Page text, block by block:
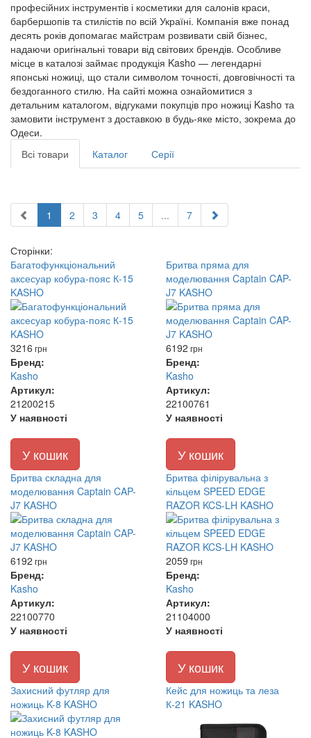
професійних інструментів і косметики для салонів краси,
барбершопів та стилістів по всій Україні. Компанія вже понад
десять років допомагає майстрам розвивати свій бізнес,
надаючи оригінальні товари від світових брендів. Особливе
місце в каталозі займає продукція Kasho — легендарні
японські ножиці, що стали символом точності, довговічності та
бездоганного стилю. На сайті можна ознайомитися з
детальним каталогом, відгуками покупців про ножиці Kasho та
замовити інструмент з доставкою в будь-яке місто, зокрема до
Одеси.
Всі товари
Каталог Серії
1 2 3 4 5 ... 7
Сторінки:
Багатофункціональний
аксесуар кобура-пояс К-15
KASHO
3216 грн
Бренд:
Kasho
Артикул:
21200215
У наявності
У кошик
Бритва пряма для
моделювання Captain CAP-
J7 KASHO
6192 грн
Бренд:
Kasho
Артикул:
22100761
У наявності
У кошик
Бритва складна для
моделювання Captain CAP-
J7 KASHO
6192 грн
Бренд:
Kasho
Артикул:
22100770
У наявності
У кошик
Бритва філірувальна з
кільцем SPEED EDGE
RAZOR KCS-LH KASHO
2059 грн
Бренд:
Kasho
Артикул:
21104000
У наявності
У кошик
Захисний футляр для
ножиць K-8 KASHO
Кейс для ножиць та леза
К-21 KASHO